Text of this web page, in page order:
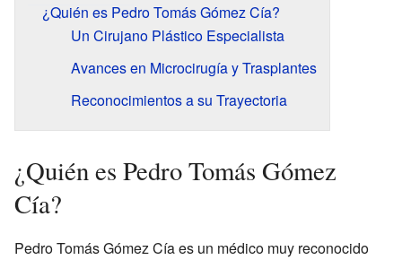
¿Quién es Pedro Tomás Gómez Cía?
Un Cirujano Plástico Especialista
Avances en Microcirugía y Trasplantes
Reconocimientos a su Trayectoria
¿Quién es Pedro Tomás Gómez
Cía?
Pedro Tomás Gómez Cía es un médico muy reconocido